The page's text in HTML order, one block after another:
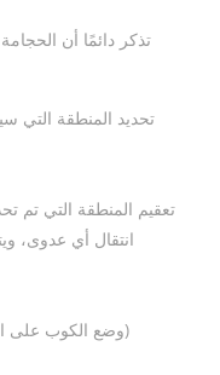
تذكر دائمًا أن
تحديد المنطقة التي
تعقيم المنطقة التي تم
انتقال أي عدوى،
وضع الكوب على الجلد والشفط (كما في الحجامة الجافة)